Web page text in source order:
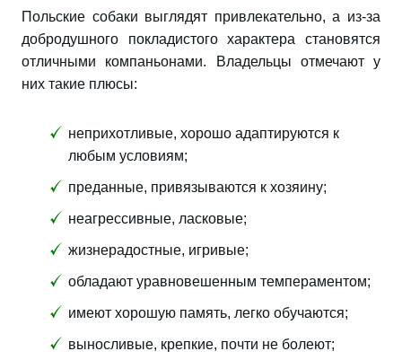
Польские собаки выглядят привлекательно, а из-за
добродушного покладистого характера становятся
отличными компаньонами. Владельцы отмечают у
них такие плюсы:
неприхотливые, хорошо адаптируются к
любым условиям;
преданные, привязываются к хозяину;
неагрессивные, ласковые;
жизнерадостные, игривые;
обладают уравновешенным темпераментом;
имеют хорошую память, легко обучаются;
выносливые, крепкие, почти не болеют;